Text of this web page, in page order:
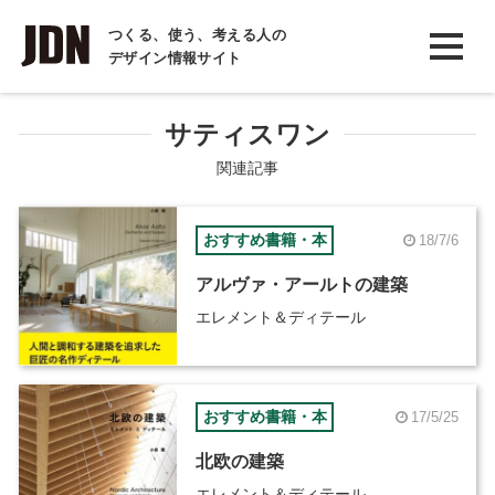
つくる、使う、考える人の
デザイン情報サイト
INTERVIEW
インタビュー
REPORT
COLUMN
コラム
サティスワン
関連記事
おすすめ書籍・本 18/7/6
アルヴァ・アールトの建築
エレメント＆ディテール
おすすめ書籍・本 17/5/25
北欧の建築